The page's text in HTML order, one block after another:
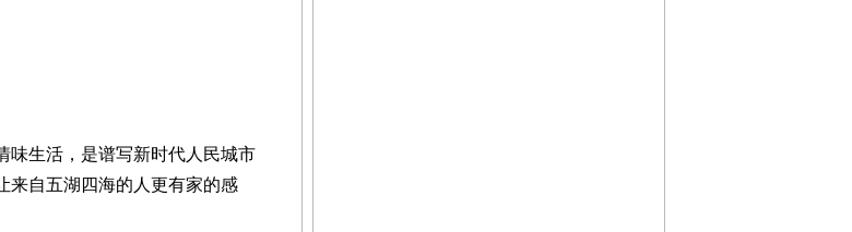
味生活，是谱写新时代人民城市
来自五湖四海的人更有家的感